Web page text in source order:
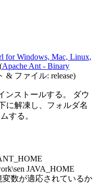
for Windows, Mac, Linux,
Apache Ant - Binary
& ファイル: release)
ンストールする。 ダウ
に解凍し、フォルダ名
する。
JAVA_HOME
変数が適応されているか